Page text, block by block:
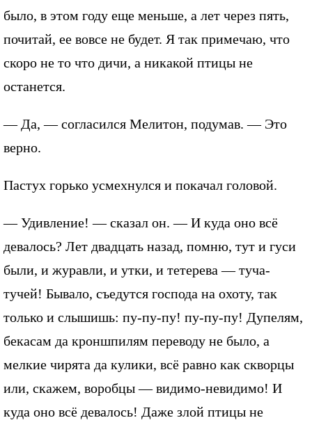
было, в этом году еще меньше, а лет через пять,
почитай, ее вовсе не будет. Я так примечаю, что
скоро не то что дичи, а никакой птицы не
останется.
— Да, — согласился Мелитон, подумав. — Это
верно.
Пастух горько усмехнулся и покачал головой.
— Удивление! — сказал он. — И куда оно всё
девалось? Лет двадцать назад, помню, тут и гуси
были, и журавли, и утки, и тетерева — туча-
тучей! Бывало, съедутся господа на охоту, так
только и слышишь: пу-пу-пу! пу-пу-пу! Дупелям,
бекасам да кроншпилям переводу не было, а
мелкие чирята да кулики, всё равно как скворцы
или, скажем, воробцы — видимо-невидимо! И
куда оно всё девалось! Даже злой птицы не